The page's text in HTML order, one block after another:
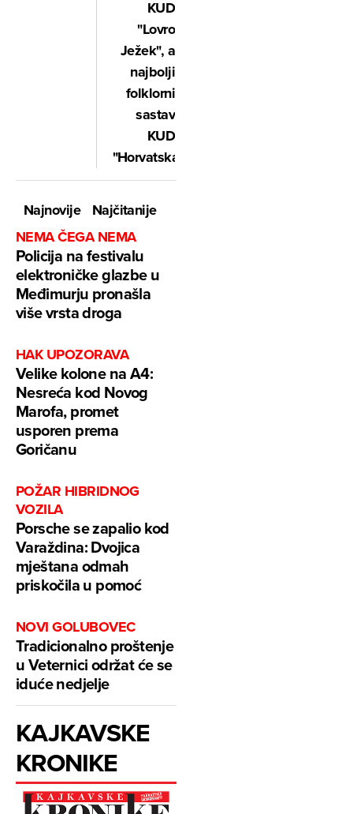
KUD
"Lovro
Ježek", a
najbolji
folklorni
sastav
KUD
"Horvatska"
Najnovije
Najčitanije
NEMA ČEGA NEMA
Policija na festivalu
elektroničke glazbe u
Međimurju pronašla
više vrsta droga
HAK UPOZORAVA
Velike kolone na A4:
Nesreća kod Novog
Marofa, promet
usporen prema
Goričanu
POŽAR HIBRIDNOG
VOZILA
Porsche se zapalio kod
Varaždina: Dvojica
mještana odmah
priskočila u pomoć
NOVI GOLUBOVEC
Tradicionalno proštenje
u Veternici održat će se
iduće nedjelje
KAJKAVSKE
KRONIKE